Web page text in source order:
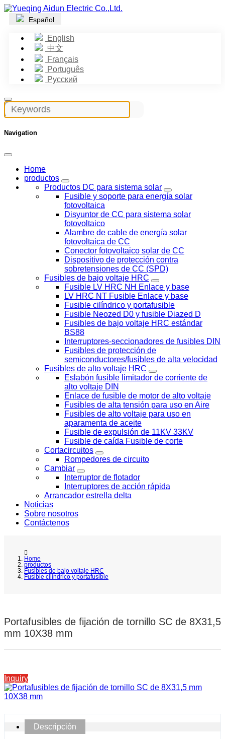
Español
English
中文
Français
Português
Русский
Navigation
Home
productos
Productos DC para sistema solar
Fusible y soporte para energía solar
fotovoltaica
Disyuntor de CC para sistema solar
fotovoltaico
Alambre de cable de energía solar
fotovoltaica de CC
Conector fotovoltaico solar de CC
Dispositivo de protección contra
sobretensiones de CC (SPD)
Fusibles de bajo voltaje HRC
Fusible LV HRC NH Enlace y base
LV HRC NT Fusible Enlace y base
Fusible cilíndrico y portafusible
Fusible Neozed D0 y fusible Diazed D
Fusibles de bajo voltaje HRC estándar
BS88
Interruptores-seccionadores de fusibles DIN
Fusibles de protección de
semiconductores/fusibles de alta velocidad
Fusibles de alto voltaje HRC
Eslabón fusible limitador de corriente de
alto voltaje DIN
Enlace de fusible de motor de alto voltaje
Fusibles de alta tensión para uso en Aire
Fusibles de alto voltaje para uso en
aparamenta de aceite
Fusible de expulsión de 11KV 33KV
Fusible de caída Fusible de corte
Cortacircuitos
Rompedores de circuito
Cambiar
Interruptor de flotador
Interruptores de acción rápida
Arrancador estrella delta
Noticias
Sobre nosotros
Contáctenos
Home
productos
Fusibles de bajo voltaje HRC
Fusible cilíndrico y portafusible
Portafusibles de fijación de tornillo SC de 8X31,5
mm 10X38 mm
Inquiry
Descripción